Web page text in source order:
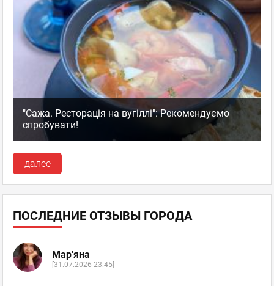
"Сажа. Ресторація на вугіллі": Рекомендуємо
спробувати!
далее
ПОСЛЕДНИЕ ОТЗЫВЫ ГОРОДА
Мар'яна
[31.07.2026 23:45]